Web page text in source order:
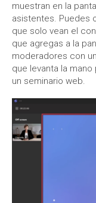
muestran en la
asistentes. Puedes
que solo vean el
que agregas a la
moderadores con
que levanta la
un seminario web.